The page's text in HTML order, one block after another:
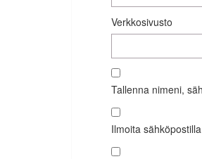
Verkkosivusto
Tallenna nimeni,
Ilmoita